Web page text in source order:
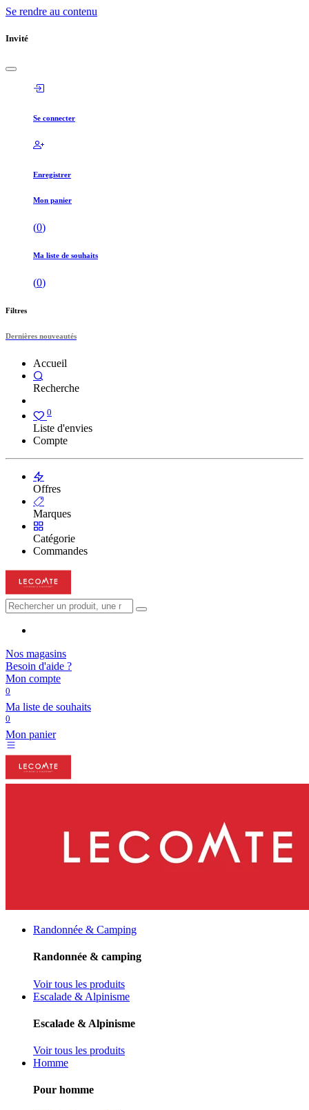
Se rendre au contenu
Invité
Se connecter
Enregistrer
Mon panier
(0)
Ma liste de souhaits
(0)
Filtres
Dernières nouveautés
Accueil
Recherche
0
Liste d'envies
Compte
Offres
Marques
Catégorie
Commandes
Nos magasins
Besoin d'aide ?
Mon compte
0
Ma liste de souhaits
0
Mon panier
Randonnée & Camping
Randonnée & camping
Voir tous les produits
Escalade & Alpinisme
Escalade & Alpinisme
Voir tous les produits
Homme
Pour homme